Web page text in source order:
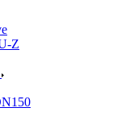
Z